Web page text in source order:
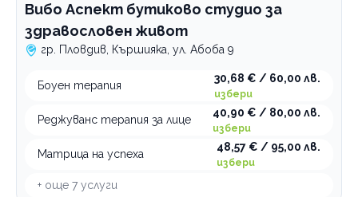
Вибо Аспект бутиково студио за
здравословен живот
гр. Пловдив, Кършияка, ул. Абоба 9
Боуен терапия
30,68 € / 60,00 лв.
избери
Реджуванс терапия за лице
40,90 € / 80,00 лв.
избери
Матрица на успеха
48,57 € / 95,00 лв.
избери
+ още 7 услуги